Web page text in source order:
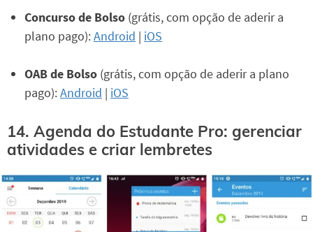
Concurso de Bolso (grátis, com opção de aderir a
plano pago):Android | iOS
OAB de Bolso (grátis, com opção de aderir a plano
pago):Android | iOS
14. Agenda do Estudante Pro: gerenciar
atividades e criar lembretes